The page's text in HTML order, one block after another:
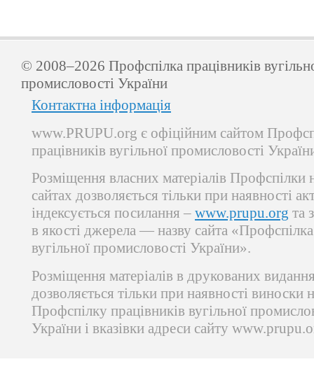
© 2008–2026 Профспілка працівників
промисловості України
Контактна інформація
www.PRUPU.org є офіційним сайтом
працівників вугільної промисловості
Розміщення власних матеріалів Профспілки
сайтах дозволяється тільки при наявності
індексується посилання – www.prupu.org та
в якості джерела — назву сайта «Профспілка
вугільної промисловості України».
Розміщення матеріалів в друкованих
дозволяється тільки при наявності виноски
Профспілку працівників вугільної
України і вказівки адреси сайту